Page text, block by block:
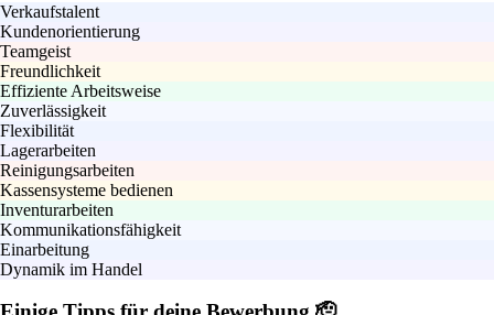
Verkaufstalent
Kundenorientierung
Teamgeist
Freundlichkeit
Effiziente Arbeitsweise
Zuverlässigkeit
Flexibilität
Lagerarbeiten
Reinigungsarbeiten
Kassensysteme bedienen
Inventurarbeiten
Kommunikationsfähigkeit
Einarbeitung
Dynamik im Handel